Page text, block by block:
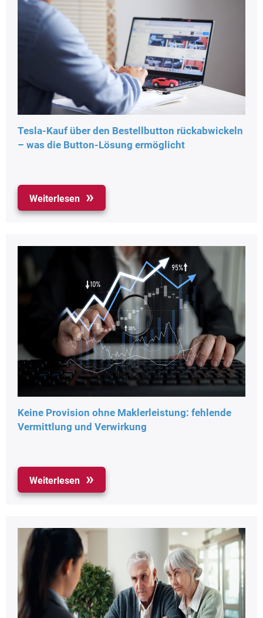
Tesla-Kauf über den Bestellbutton rückabwickeln
– was die Button-Lösung ermöglicht
Weiterlesen
Keine Provision ohne Maklerleistung: fehlende
Vermittlung und Verwirkung
Weiterlesen